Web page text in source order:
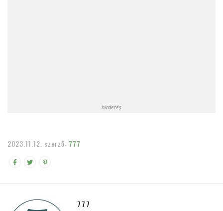
hirdetés
2023.11.12. szerző: 777
777